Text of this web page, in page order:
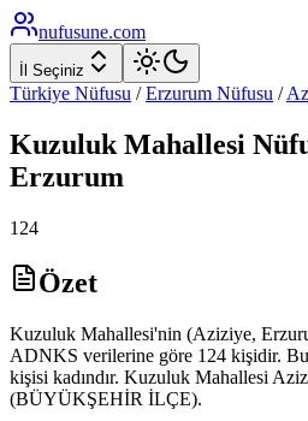
nufusune.com
İl Seçiniz
Türkiye Nüfusu / Erzurum Nüfusu /
Kuzuluk Mahallesi
Erzurum
124
Özet
Kuzuluk Mahallesi'nin (Aziziye,
ADNKS verilerine göre 124 kişidir.
kişisi kadındır. Kuzuluk Mahallesi
(BÜYÜKŞEHİR İLÇE).